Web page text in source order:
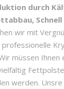
durch
Schnell
wir mit
professionelle
müssen Ihnen
werden. Unsre